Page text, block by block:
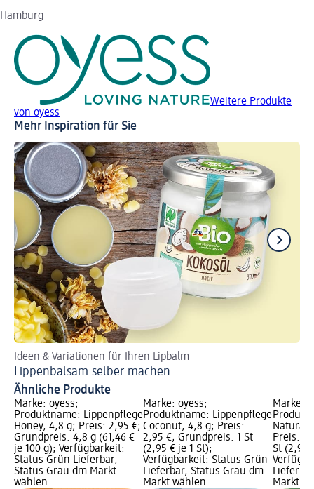
Hamburg
Weitere Produkte
von oyess
Mehr Inspiration für Sie
Ideen & Variationen für Ihren Lipbalm
Lippenbalsam selber machen
Ähnliche Produkte
Marke: oyess;
Produktname: Lippenpflege
Honey, 4,8 g; Preis: 2,95 €;
Grundpreis: 4,8 g (61,46 €
je 100 g); Verfügbarkeit:
Status Grün Lieferbar,
Status Grau dm Markt
wählen
Marke: oyess;
Produktname: Lippenpflege
Coconut, 4,8 g; Preis:
2,95 €; Grundpreis: 1 St
(2,95 € je 1 St);
Verfügbarkeit: Status Grün
Lieferbar, Status Grau dm
Markt wählen
Marke:
Natural
Preis:
St (2,95
Markt